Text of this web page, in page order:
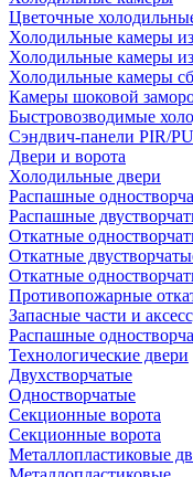
Цветочные
Холодильные камеры
Холодильные камеры
Холодильные камеры
Камеры шоковой
Быстровозводимые
Сэндвич-панели PIR/
Двери и ворота
Холодильные двери
Распашные
Распашные
Откатные
Откатные
Откатные
Противопожарные
Запасные части и
Распашные
Технологические двери
Двухстворчатые
Одностворчатые
Секционные ворота
Секционные ворота
Металлопластиковые